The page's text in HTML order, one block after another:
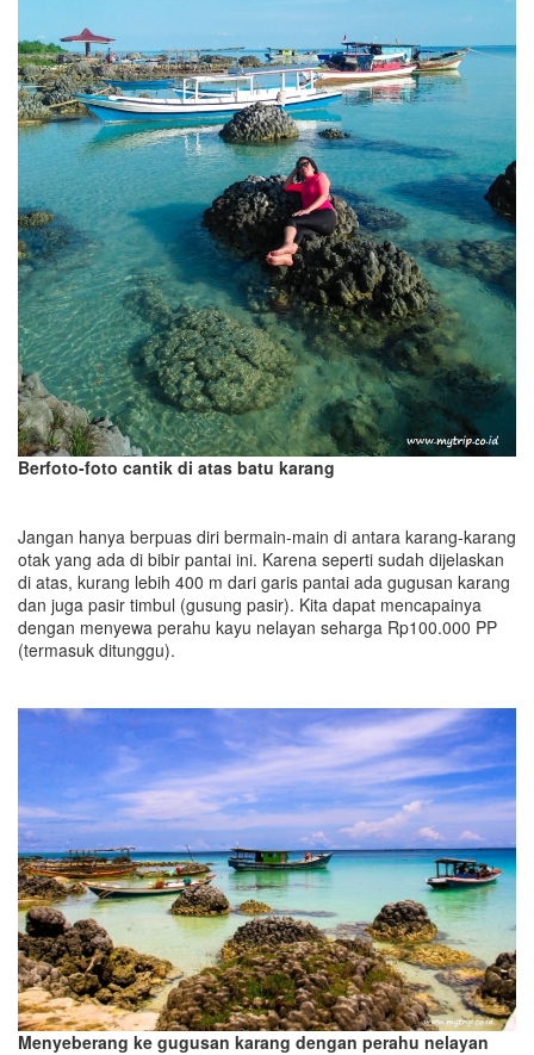
Berfoto-foto cantik di atas batu karang
Jangan hanya berpuas diri bermain-main di antara karang-karang
otak yang ada di bibir pantai ini. Karena seperti sudah dijelaskan
di atas, kurang lebih 400 m dari garis pantai ada gugusan karang
dan juga pasir timbul (gusung pasir). Kita dapat mencapainya
dengan menyewa perahu kayu nelayan seharga Rp100.000 PP
(termasuk ditunggu).
Menyeberang ke gugusan karang dengan perahu nelayan